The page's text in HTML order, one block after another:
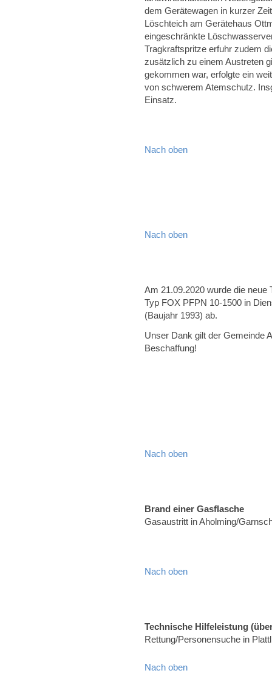
dem Gerätewagen in kurzer
Löschteich am Gerätehaus
eingeschränkte
Tragkraftspritze erfuhr zudem
zusätzlich zu einem Austreten
gekommen war, erfolgte ein
von schwerem Atemschutz.
Einsatz.
Nach oben
Nach oben
Am 21.09.2020 wurde die
Typ FOX PFPN 10-1500 in
(Baujahr 1993) ab.
Unser Dank gilt der Gemeinde
Beschaffung!
Nach oben
Brand einer Gasflasche
Gasaustritt in Aholming/
Nach oben
Technische Hilfeleistung
Rettung/Personensuche in
Nach oben